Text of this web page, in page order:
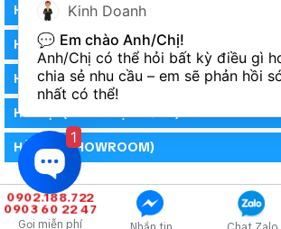
HỒ CHÍ MINH
HỒ CHÍ MINH
HỒ CHÍ MINH (PHÒNG BẢO HÀNH)
HÀ NỘI (DEMO HỆ THỐNG)
HÀ NỘI (SHOWROOM)
0902.188.722
0903 60 22 47
Gọi miễn phí
Kinh Doanh
💬 Em chào Anh/Chị!
Anh/Chị có thể hỏi bất kỳ điều gì
chia sẻ nhu cầu – em sẽ phản hồi
nhất có thể!
1